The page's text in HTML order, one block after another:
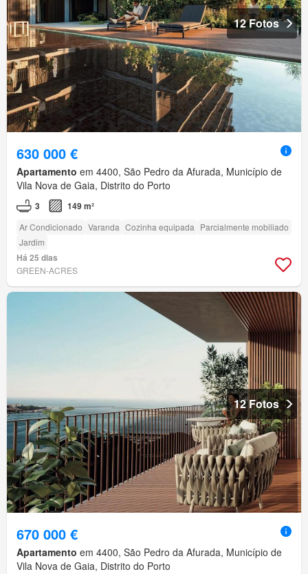
12 Fotos
630 000 €
Apartamento em 4400, São Pedro da Afurada, Município de
Vila Nova de Gaia, Distrito do Porto
3 149 m²
Ar Condicionado Varanda Cozinha equipada Parcialmente mobiliado
Jardim
Há 25 dias
GREEN-ACRES
12 Fotos
670 000 €
Apartamento em 4400, São Pedro da Afurada, Município de
Vila Nova de Gaia, Distrito do Porto